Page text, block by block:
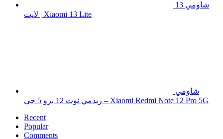
شاومي 13
لايت | Xiaomi 13 Lite
شاومي
ريدمي نوت 12 برو 5 جي – Xiaomi Redmi Note 12 Pro 5G
Recent
Popular
Comments